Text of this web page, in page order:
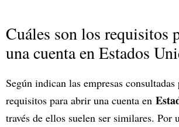
Cuáles son los requisitos
una cuenta en Estados
Según indican las empresas
requisitos para abrir una cuenta en
través de ellos suelen ser similares. Por